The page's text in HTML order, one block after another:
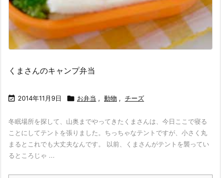
くまさんのキャンプ弁当
 2014年11月9日  お弁当 , 動物 , チーズ
冬眠場所を探して、山奥までやってきたくまさんは、今日ここで寝る
ことにしてテントを張りました。ちっちゃなテントですが、小さく丸
まるとこれでも大丈夫なんです。 以前、くまさんがテントを襲ってい
るところじゃ ...